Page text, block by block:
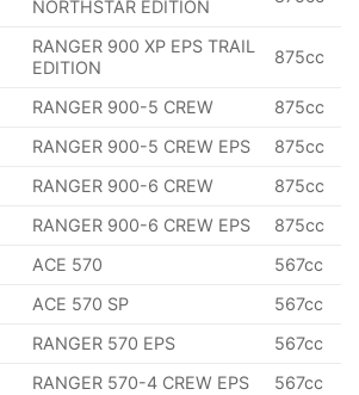
NORTHSTAR EDITION
RANGER 900 XP EPS TRAIL
EDITION
875cc
RANGER 900-5 CREW
875cc
RANGER 900-5 CREW EPS
875cc
RANGER 900-6 CREW
875cc
RANGER 900-6 CREW EPS
875cc
ACE 570
567cc
ACE 570 SP
567cc
RANGER 570 EPS
567cc
RANGER 570-4 CREW EPS
567cc